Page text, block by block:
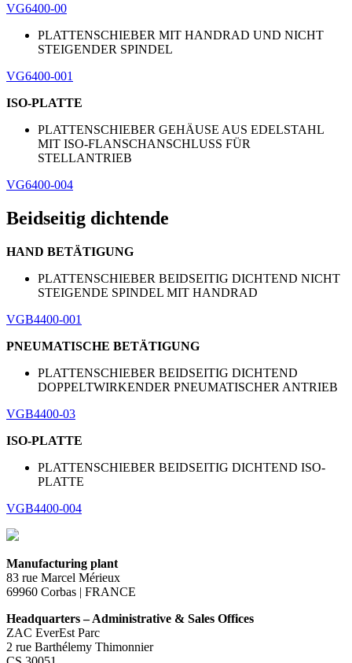
VG6400-00
PLATTENSCHIEBER MIT HANDRAD UND NICHT
STEIGENDER SPINDEL
VG6400-001
ISO-PLATTE
PLATTENSCHIEBER GEHÄUSE AUS EDELSTAHL
MIT ISO-FLANSCHANSCHLUSS FÜR
STELLANTRIEB
VG6400-004
Beidseitig dichtende
HAND BETÄTIGUNG
PLATTENSCHIEBER BEIDSEITIG DICHTEND NICHT
STEIGENDE SPINDEL MIT HANDRAD
VGB4400-001
PNEUMATISCHE BETÄTIGUNG
PLATTENSCHIEBER BEIDSEITIG DICHTEND
DOPPELTWIRKENDER PNEUMATISCHER ANTRIEB
VGB4400-03
ISO-PLATTE
PLATTENSCHIEBER BEIDSEITIG DICHTEND ISO-
PLATTE
VGB4400-004
Manufacturing plant
83 rue Marcel Mérieux
69960 Corbas | FRANCE
Headquarters – Administrative & Sales Offices
ZAC EverEst Parc
2 rue Barthélemy Thimonnier